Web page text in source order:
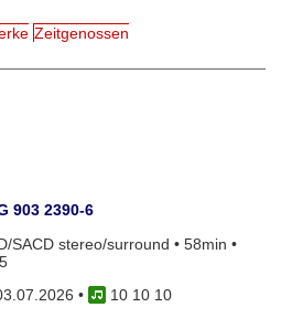
Zeitgenossen
903 2390-6
SACD stereo/surround • 58min •
•
10 10 10